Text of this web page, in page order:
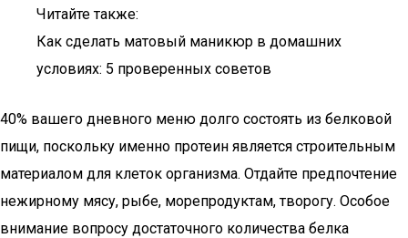
Читайте также:
Как сделать матовый маникюр в домашних
условиях: 5 проверенных советов
40% вашего дневного меню долго состоять из белковой
пищи, поскольку именно протеин является строительным
материалом для клеток организма. Отдайте предпочтение
нежирному мясу, рыбе, морепродуктам, творогу. Особое
внимание вопросу достаточного количества белка